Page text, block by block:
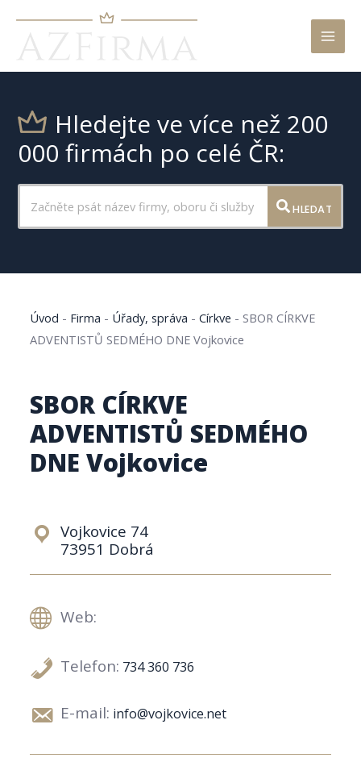
Hledejte ve více než 200
000 firmách po celé ČR:
HLEDAT
Úvod - Firma - Úřady, správa -Církve - SBOR CÍRKVE
ADVENTISTŮ SEDMÉHO DNE Vojkovice
SBOR CÍRKVE
ADVENTISTŮ SEDMÉHO
DNE Vojkovice
Vojkovice 74
73951 Dobrá
Web:
Telefon: 734 360 736
E-mail: info@vojkovice.net